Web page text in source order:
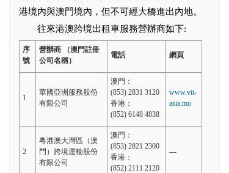
港境內與澳門境內，但不可經大橋進出內地。
往來港澳跨境出租車服務營辦商如下:
序
號
營辦商
（澳門註冊
公司名稱）
電話 網頁
1
華國亞洲服務股份
有限公司
澳門：
(853) 2831 3120
香港：
(852) 6148 4838
www.vit-
asia.mo
2
粵港澳大灣區（澳
門）跨境運輸股份
有限公司
澳門：
(853) 2821 2300
香港：
(852) 2111 2120
---